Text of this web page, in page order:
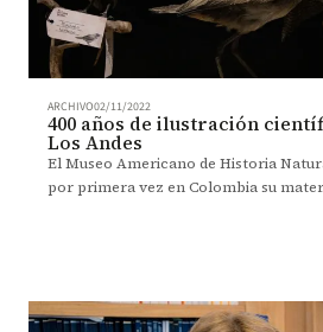
ARCHIVO02/11/2022
400 años de ilustración
Los Andes
El Museo Americano de Historia
por primera vez en Colombia su